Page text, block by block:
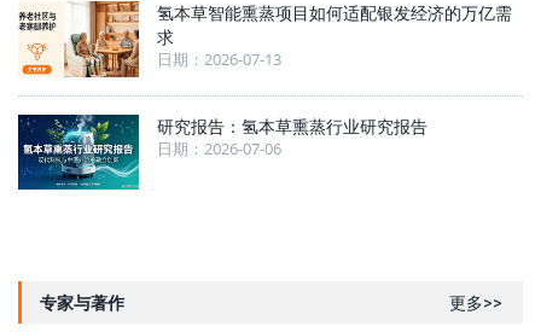
氢本草智能熏蒸项目如何适配银发经济的万亿需
求
日期：2026-07-13
研究报告：氢本草熏蒸行业研究报告
日期：2026-07-06
专家与著作 更多>>